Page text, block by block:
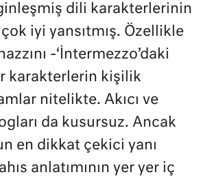
dili karakterlerinin
çok iyi yansıtmış. Özellikle
-‘İntermezzo’daki
karakterlerin kişilik
nitelikte. Akıcı ve
da kusursuz. Ancak
en dikkat çekici yanı
anlatımının yer yer iç